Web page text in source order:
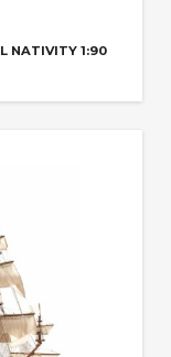
NATIVITY 1:90